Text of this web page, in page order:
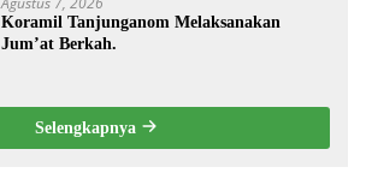
Koramil Tanjunganom Melaksanakan
Jum’at Berkah.
Selengkapnya